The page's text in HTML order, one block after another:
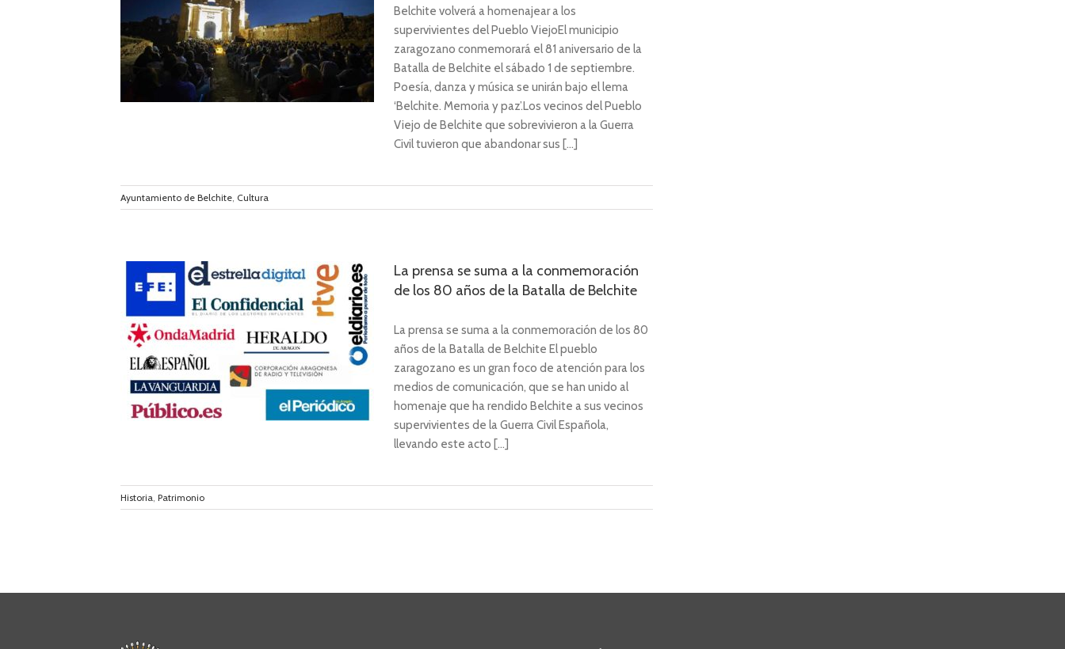
Belchite volverá a homenajear a los
supervivientes del Pueblo ViejoEl municipio
zaragozano conmemorará el 81 aniversario de la
Batalla de Belchite el sábado 1 de septiembre.
Poesía, danza y música se unirán bajo el lema
‘Belchite. Memoria y paz’.Los vecinos del Pueblo
Viejo de Belchite que sobrevivieron a la Guerra
Civil tuvieron que abandonar sus [...]
Ayuntamiento de Belchite, Cultura
La prensa se suma a la conmemoración
de los 80 años de la Batalla de Belchite
La prensa se suma a la conmemoración de los 80
años de la Batalla de Belchite El pueblo
zaragozano es un gran foco de atención para los
medios de comunicación, que se han unido al
homenaje que ha rendido Belchite a sus vecinos
supervivientes de la Guerra Civil Española,
llevando este acto [...]
Historia, Patrimonio